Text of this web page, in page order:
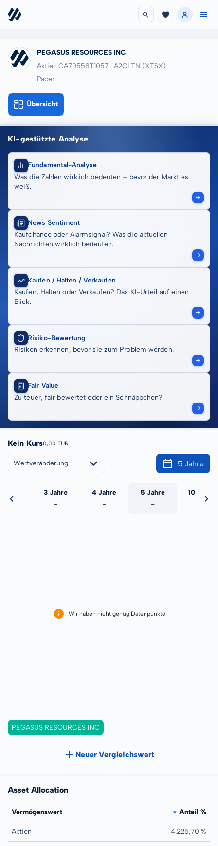
PEGASUS RESOURCES INC
Aktie · CA70558T1057 · A2QLTN (XTSX)
Pacer
Übersicht
KI-gestützte Analyse
Fundamental-Analyse
Was die Zahlen wirklich bedeuten – bevor der Markt es
weiß.
News Sentiment
Kaufchance oder Alarmsignal? Was die aktuellen
Nachrichten wirklich bedeuten.
Kaufen / Halten / Verkaufen
Kaufen, Halten oder Verkaufen? Das KI-Urteil auf einen
Blick.
Risiko-Bewertung
Risiken erkennen, bevor sie zum Problem werden.
Fair Value
Zu teuer, fair bewertet oder ein Schnäppchen?
Kein Kurs0,00 EUR
Wertveränderung 5 Jahre
3 Jahre
-
4 Jahre
-
5 Jahre
-
10 Jahre
Wir haben nicht genug Datenpunkte
PEGASUS RESOURCES INC
Neuer Vergleichswert
Asset Allocation
Vermögenswert Anteil %
Aktien 4.225,70 %